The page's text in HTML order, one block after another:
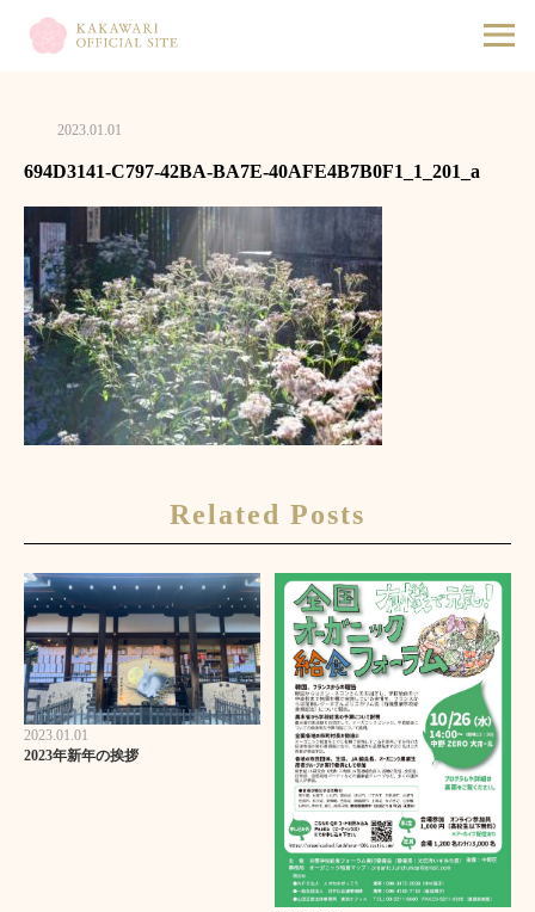
2023.01.01
694D3141-C797-42BA-BA7E-40AFE4B7B0F1_1_201_a
Related Posts
2023.01.01
2023年新年の挨拶